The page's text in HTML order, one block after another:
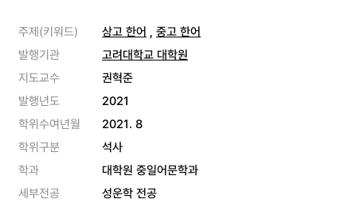
주제(키워드) 상고 한어 , 중고 한어
발행기관
고려대학교 대학원
지도교수
권혁준
발행년도
2021
학위수여년월
2021. 8
학위구분
석사
학과
대학원 중일어문학과
세부전공
성운학 전공